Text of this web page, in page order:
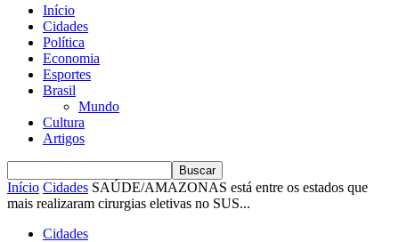
Início
Cidades
Política
Economia
Esportes
Brasil
Mundo
Cultura
Artigos
Início Cidades SAÚDE/AMAZONAS está entre os estados que
mais realizaram cirurgias eletivas no SUS...
Cidades